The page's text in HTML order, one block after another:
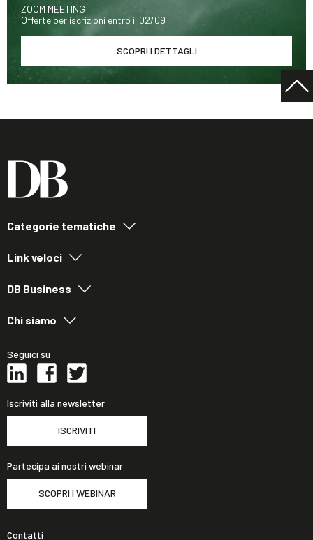
ZOOM MEETING
Offerte per iscrizioni entro il 02/09
SCOPRI I DETTAGLI
Categorie tematiche
Link veloci
DB Business
Chi siamo
Seguici su
Iscriviti alla newsletter
ISCRIVITI
Partecipa ai nostri webinar
SCOPRI I WEBINAR
Contatti